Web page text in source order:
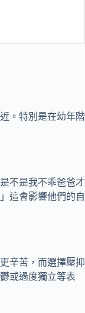
。特別是在幼年階
不是我不乖爸爸才
這會影響他們的自
辛苦，而選擇壓抑
或過度獨立等表